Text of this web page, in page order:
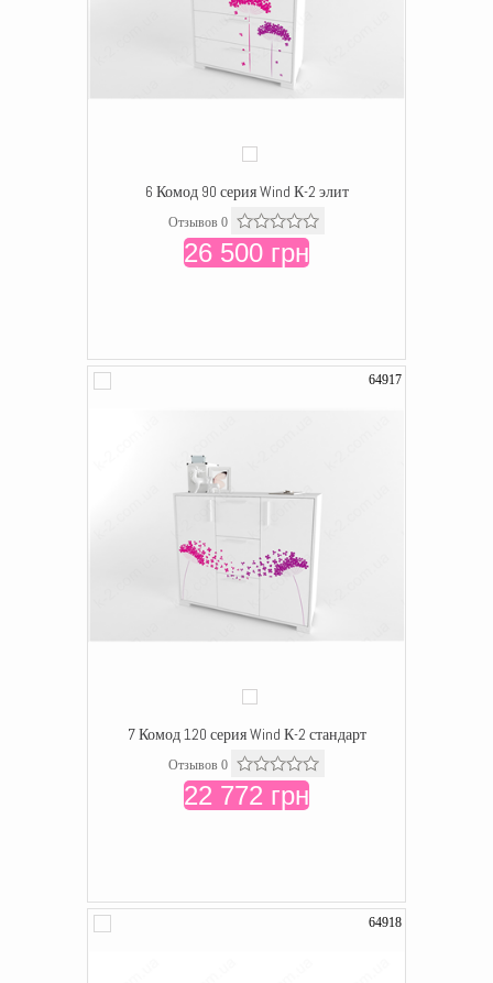
6 Комод 90 серия Wind К-2 элит
Отзывов 0
26 500 грн
64917
7 Комод 120 серия Wind К-2 стандарт
Отзывов 0
22 772 грн
64918